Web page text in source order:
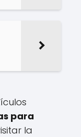
para
la